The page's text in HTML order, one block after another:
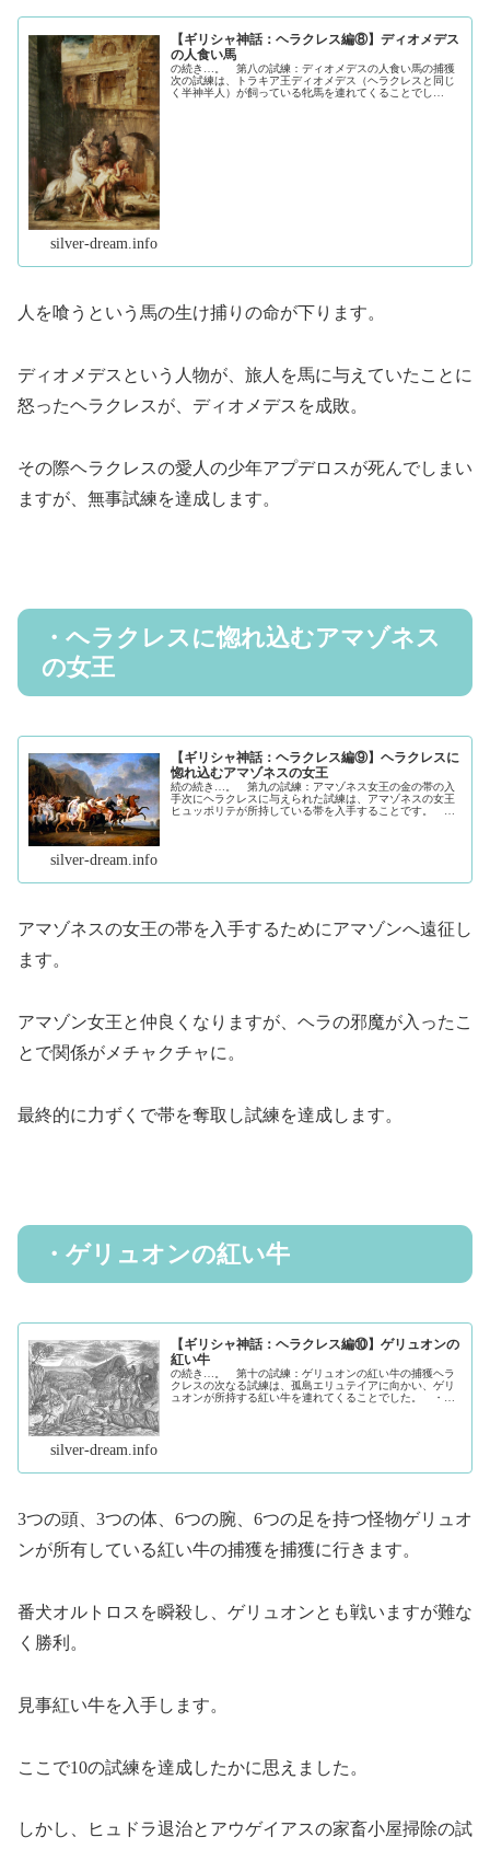
【ギリシャ神話：ヘラクレス編⑧】ディオメデス
の人食い馬
の続き…。 第八の試練：ディオメデスの人食い馬の捕獲
次の試練は、トラキア王ディオメデス（ヘラクレスと同じ
く半神半人）が飼っている牝馬を連れてくることでし
silver-dream.info
人を喰うという馬の生け捕りの命が下ります。
ディオメデスという人物が、旅人を馬に与えていたことに
怒ったヘラクレスが、ディオメデスを成敗。
その際ヘラクレスの愛人の少年アプデロスが死んでしまい
ますが、無事試練を達成します。
・ヘラクレスに惚れ込むアマゾネス
の女王
【ギリシャ神話：ヘラクレス編⑨】ヘラクレスに
惚れ込むアマゾネスの女王
続の続き…。 第九の試練：アマゾネス女王の金の帯の入
手次にヘラクレスに与えられた試練は、アマゾネスの女王
ヒュッポリテが所持している帯を入手することです。 エ
silver-dream.info
アマゾネスの女王の帯を入手するためにアマゾンへ遠征し
ます。
アマゾン女王と仲良くなりますが、ヘラの邪魔が入ったこ
とで関係がメチャクチャに。
最終的に力ずくで帯を奪取し試練を達成します。
・ゲリュオンの紅い牛
【ギリシャ神話：ヘラクレス編⑩】ゲリュオンの
紅い牛
の続き…。 第十の試練：ゲリュオンの紅い牛の捕獲ヘラ
クレスの次なる試練は、孤島エリュテイアに向かい、ゲリ
ュオンが所持する紅い牛を連れてくることでした。 ・ゲ
silver-dream.info
3つの頭、3つの体、6つの腕、6つの足を持つ怪物ゲリュオ
ンが所有している紅い牛の捕獲を捕獲に行きます。
番犬オルトロスを瞬殺し、ゲリュオンとも戦いますが難な
く勝利。
見事紅い牛を入手します。
ここで10の試練を達成したかに思えました。
しかし、ヒュドラ退治とアウゲイアスの家畜小屋掃除の試